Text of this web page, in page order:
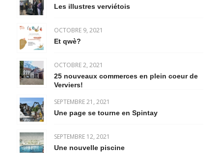
Les illustres verviétois
OCTOBRE 9, 2021
Et qwè?
OCTOBRE 2, 2021
25 nouveaux commerces en plein coeur de
Verviers!
SEPTEMBRE 21, 2021
Une page se tourne en Spintay
SEPTEMBRE 12, 2021
Une nouvelle piscine